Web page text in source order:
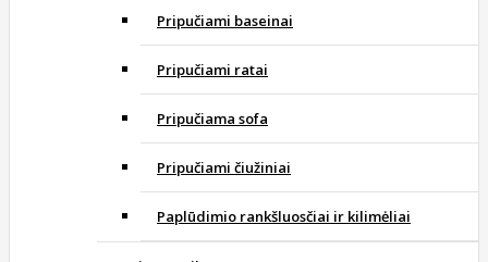
Pripučiami baseinai
Pripučiami ratai
Pripučiama sofa
Pripučiami čiužiniai
Paplūdimio rankšluosčiai ir kilimėliai